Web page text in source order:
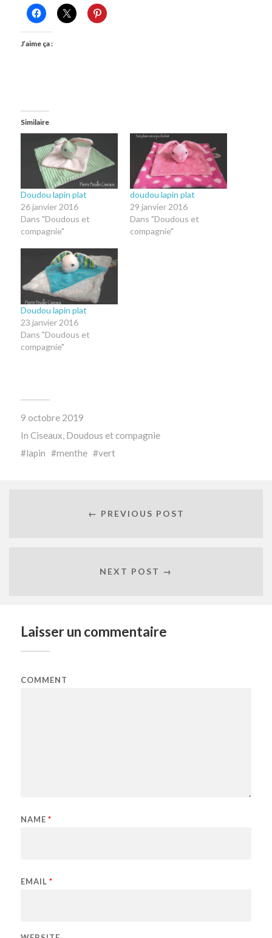
J’aime ça :
Similaire
Doudou lapin plat
26 janvier 2016
Dans "Doudous et
compagnie"
doudou lapin plat
29 janvier 2016
Dans "Doudous et
compagnie"
Doudou lapin plat
23 janvier 2016
Dans "Doudous et
compagnie"
9 octobre 2019
In Ciseaux, Doudous et compagnie
lapin
menthe vert
← PREVIOUS POST
NEXT POST →
Laisser un commentaire
COMMENT
NAME *
EMAIL *